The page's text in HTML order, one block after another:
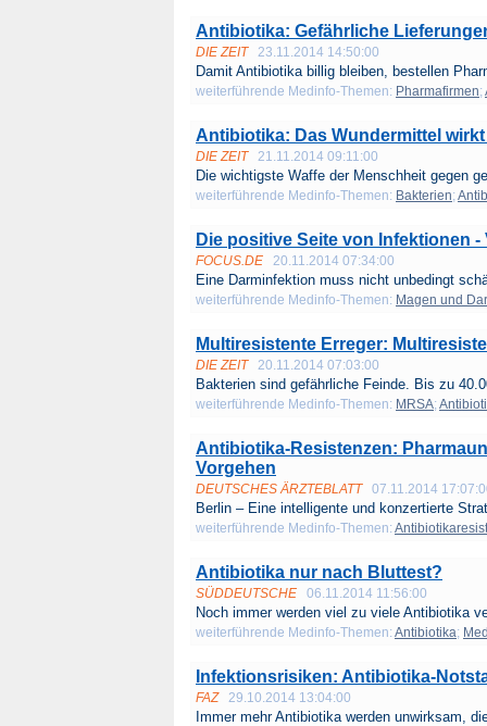
Antibiotika: Gefährliche
DIE ZEIT 23.11.2014 14:50:00
Damit Antibiotika billig bleiben, bestellen
weiterführende Medinfo-Themen: Pharmafirmen;
Antibiotika: Das Wundermittel
DIE ZEIT 21.11.2014 09:11:00
Die wichtigste Waffe der Menschheit gegen
weiterführende Medinfo-Themen: Bakterien;
Die positive Seite von Infektionen
FOCUS.DE 20.11.2014 07:34:00
Eine Darminfektion muss nicht unbedingt
weiterführende Medinfo-Themen: Magen und
Multiresistente Erreger:
DIE ZEIT 20.11.2014 07:03:00
Bakterien sind gefährliche Feinde. Bis zu
weiterführende Medinfo-Themen: MRSA;
Antibiotika-Resistenzen:
Vorgehen
DEUTSCHES ÄRZTEBLATT 07.11.2014
Berlin – Eine intelligente und konzertierte
weiterführende Medinfo-Themen:
Antibiotika nur nach Bluttest?
SÜDDEUTSCHE 06.11.2014 11:56:00
Noch immer werden viel zu viele Antibiotika
weiterführende Medinfo-Themen: Antibiotika;
Infektionsrisiken: Antibiotika-
FAZ 29.10.2014 13:04:00
Immer mehr Antibiotika werden unwirksam,